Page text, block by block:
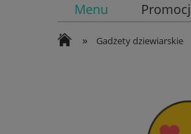
Menu
» Gadżety dziewiarskie